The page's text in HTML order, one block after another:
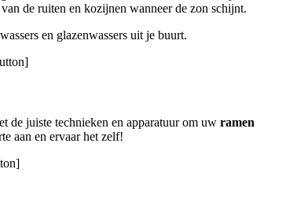
de ruiten en kozijnen wanneer de zon schijnt.
en glazenwassers uit je buurt.
de juiste technieken en apparatuur om uw ramen
aan en ervaar het zelf!